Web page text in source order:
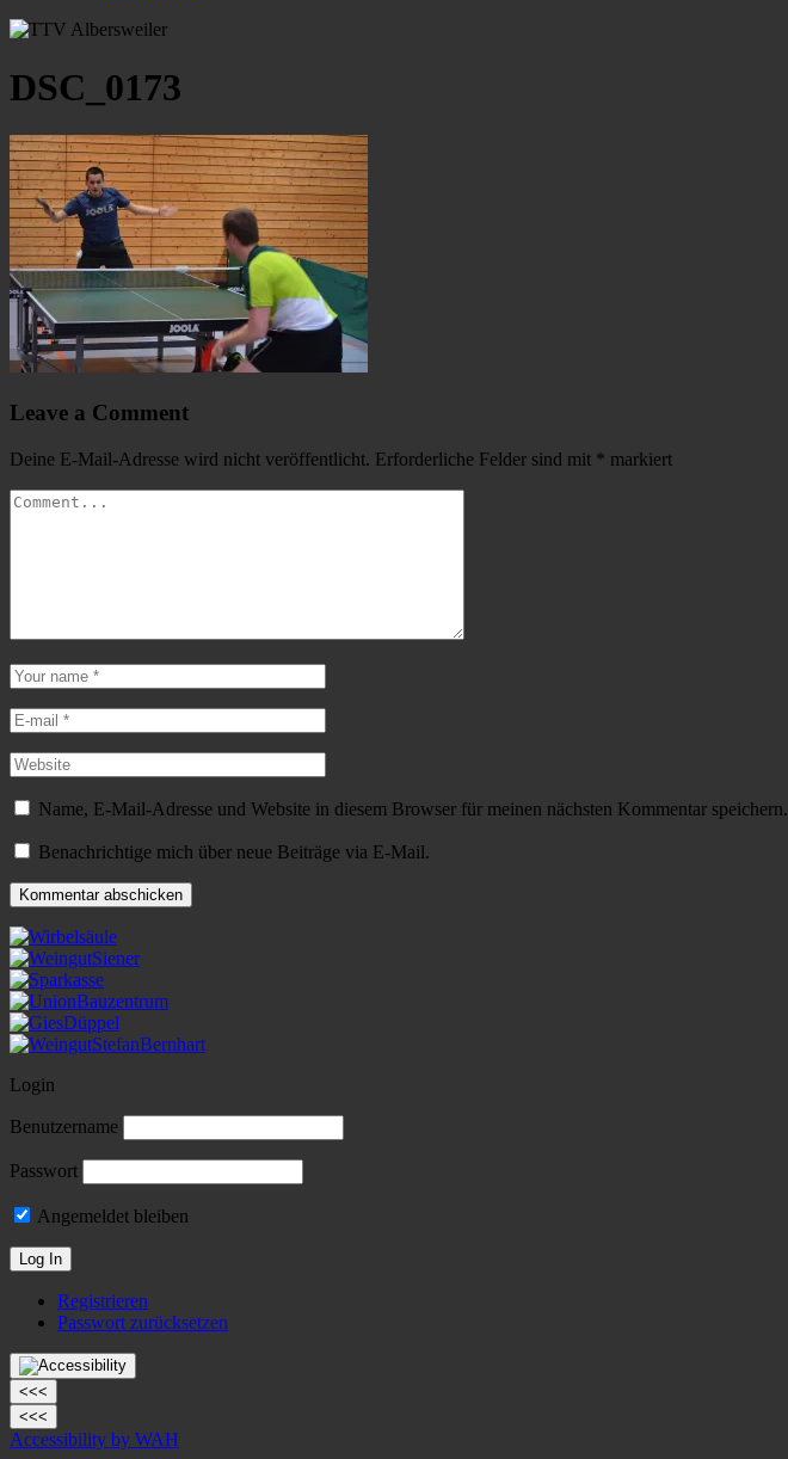
DSC_0173
Leave a Comment
Deine E-Mail-Adresse wird nicht veröffentlicht. Erforderliche Felder sind mit * markiert
Name, E-Mail-Adresse und Website in diesem Browser für meinen nächsten Kommentar speichern.
Benachrichtige mich über neue Beiträge via E-Mail.
Login
Benutzername
Passwort
Angemeldet bleiben
Registrieren
Passwort zurücksetzen
<<<
<<<
Accessibility by WAH